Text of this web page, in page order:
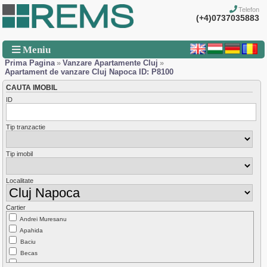
Telefon
(+4)0737035883
Meniu
Prima Pagina » Vanzare Apartamente Cluj »
Apartament de vanzare Cluj Napoca ID: P8100
CAUTA IMOBIL
ID
Tip tranzactie
Tip imobil
Localitate
Cartier
Andrei Muresanu
Apahida
Baciu
Becas
Borhanci